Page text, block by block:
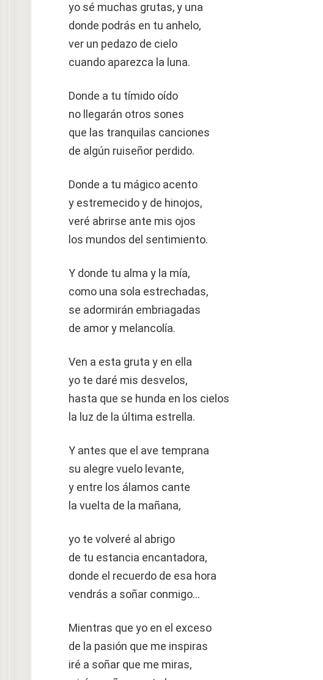
yo sé muchas grutas, y una
donde podrás en tu anhelo,
ver un pedazo de cielo
cuando aparezca la luna.
Donde a tu tímido oído
no llegarán otros sones
que las tranquilas canciones
de algún ruiseñor perdido.
Donde a tu mágico acento
y estremecido y de hinojos,
veré abrirse ante mis ojos
los mundos del sentimiento.
Y donde tu alma y la mía,
como una sola estrechadas,
se adormirán embriagadas
de amor y melancolía.
Ven a esta gruta y en ella
yo te daré mis desvelos,
hasta que se hunda en los cielos
la luz de la última estrella.
Y antes que el ave temprana
su alegre vuelo levante,
y entre los álamos cante
la vuelta de la mañana,
yo te volveré al abrigo
de tu estancia encantadora,
donde el recuerdo de esa hora
vendrás a soñar conmigo…
Mientras que yo en el exceso
de la pasión que me inspiras
iré a soñar que me miras,